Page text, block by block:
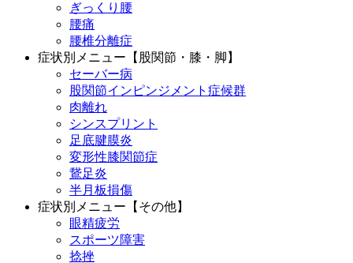
ぎっくり腰
腰痛
腰椎分離症
症状別メニュー【股関節・膝・脚】
セーバー病
股関節インピンジメント症候群
肉離れ
シンスプリント
足底腱膜炎
変形性膝関節症
鵞足炎
半月板損傷
症状別メニュー【その他】
眼精疲労
スポーツ障害
捻挫